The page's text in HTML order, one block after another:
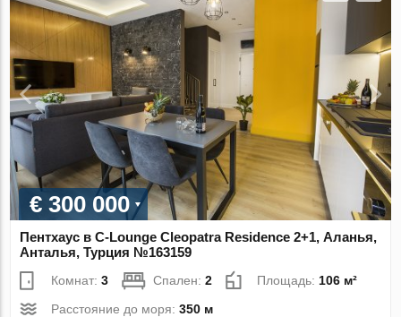
€ 300 000
Пентхаус в C-Lounge Cleopatra Residence 2+1, Аланья,
Анталья, Турция №163159
Комнат:3 Спален:2 Площадь: 106 м²
Расстояние до моря:350 м